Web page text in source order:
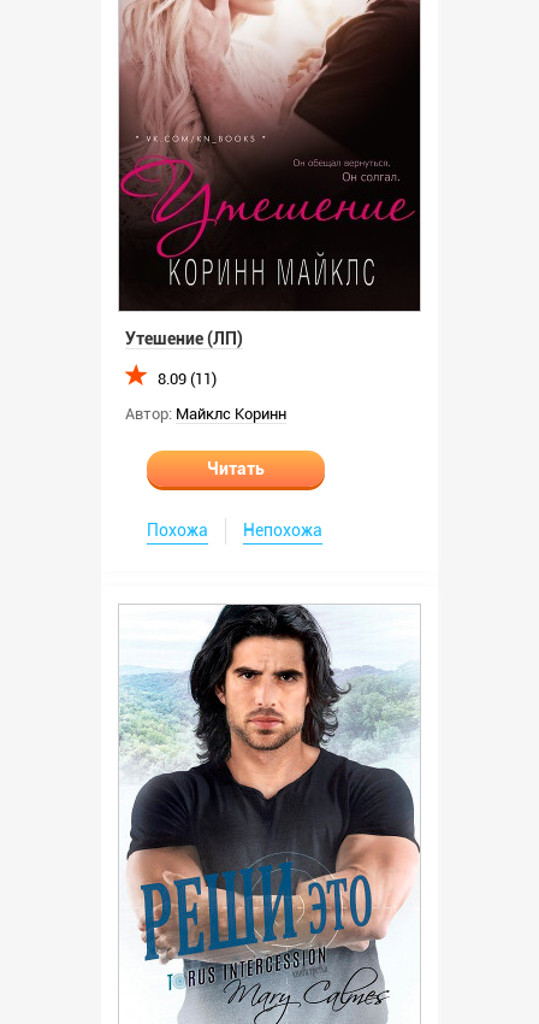
Утешение (ЛП)
8.09 (11)
Автор: Майклс Коринн
Читать
Похожа Непохожа